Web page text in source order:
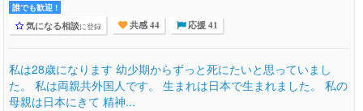
誰でも歓迎 !
気になる相談に登録 共感 44 応援 41
私は28歳になります 幼少期からずっと死にたいと思っていまし
た。 私は両親共外国人です。 生まれは日本で生まれました。 私の
母親は日本にきて 精神...